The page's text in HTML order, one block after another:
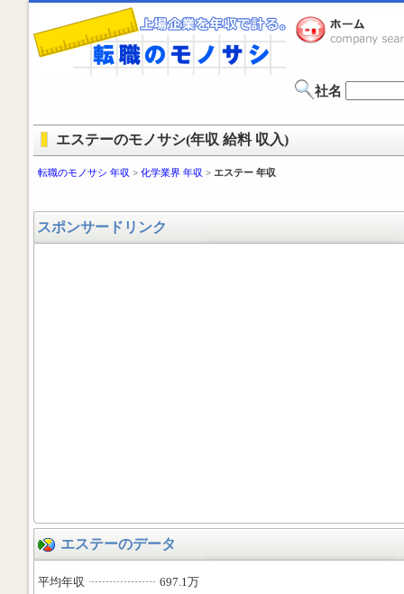
社名
エステーのモノサシ(年収 給料 収入)
転職のモノサシ 年収 > 化学業界 年収 > エステー 年収
スポンサードリンク
エステーのデータ
平均年収 697.1万